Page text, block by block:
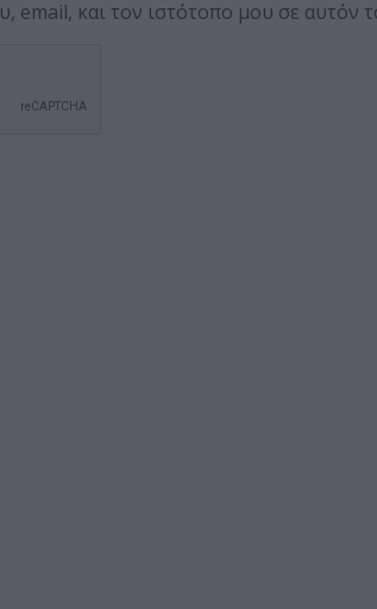
email, και τον ιστότοπο μου σε αυτόν